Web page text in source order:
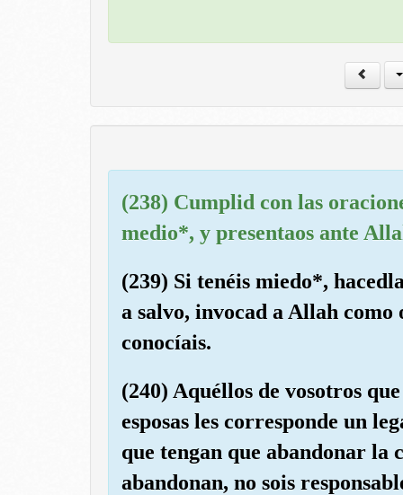
(238) Cumplid con las
medio*, y presentaos ante
(239) Si tenéis miedo*,
a salvo, invocad a Allah como
conocíais.
(240) Aquéllos de vosotros
esposas les corresponde un
que tengan que abandonar
abandonan, no sois